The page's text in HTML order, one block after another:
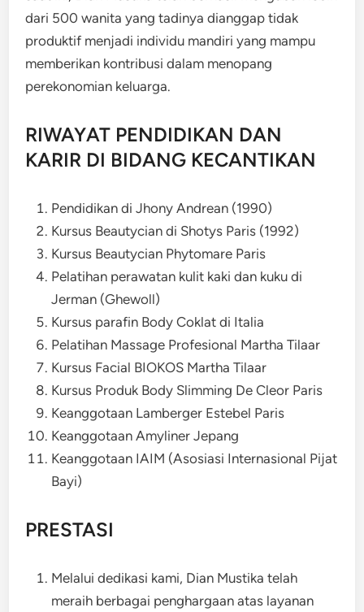
dari 500 wanita yang tadinya dianggap tidak
produktif menjadi individu mandiri yang mampu
memberikan kontribusi dalam menopang
perekonomian keluarga.
RIWAYAT PENDIDIKAN DAN
KARIR DI BIDANG KECANTIKAN
Pendidikan di Jhony Andrean (1990)
Kursus Beautycian di Shotys Paris (1992)
Kursus Beautycian Phytomare Paris
Pelatihan perawatan kulit kaki dan kuku di
Jerman (Ghewoll)
Kursus parafin Body Coklat di Italia
Pelatihan Massage Profesional Martha Tilaar
Kursus Facial BIOKOS Martha Tilaar
Kursus Produk Body Slimming De Cleor Paris
Keanggotaan Lamberger Estebel Paris
Keanggotaan Amyliner Jepang
Keanggotaan IAIM (Asosiasi Internasional Pijat
Bayi)
PRESTASI
Melalui dedikasi kami, Dian Mustika telah
meraih berbagai penghargaan atas layanan